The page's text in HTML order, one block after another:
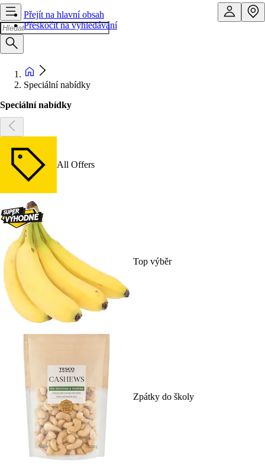
Přejít na hlavní obsah
Přeskočit na vyhledávání
Speciální nabídky
Speciální nabídky
All Offers
Top výběr
Zpátky do školy